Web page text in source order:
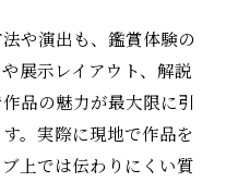
や演出も、鑑賞体験の
展示レイアウト、解説
品の魅力が最大限に引
。実際に現地で作品を
上では伝わりにくい質